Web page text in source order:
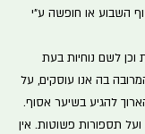
השבוע או חופשה ע"י
וכן לשם נוחיות בעת
בה אנו עוסקים, על
להגיע בשיער אסוף.
תספורות פשוטות. אין